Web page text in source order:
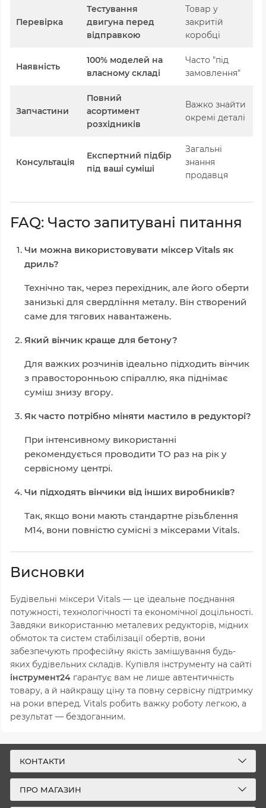
Перевірка
Тестування
двигуна перед
відправкою
Товар у
закритій
коробці
Наявність
100% моделей на
власному складі
Часто "під
замовлення"
Запчастини
Повний
асортимент
розхідників
Важко знайти
окремі деталі
Консультація
Експертний підбір
під ваші суміші
Загальні
знання
продавця
FAQ: Часто запитувані питання
Чи можна використовувати міксер Vitals як
дриль?
Технічно так, через перехідник, але його оберти
занизькі для свердління металу. Він створений
саме для тягових навантажень.
Який вінчик краще для бетону?
Для важких розчинів ідеально підходить вінчик
з правосторонньою спіраллю, яка піднімає
суміш знизу вгору.
Як часто потрібно міняти мастило в редукторі?
При інтенсивному використанні
рекомендується проводити ТО раз на рік у
сервісному центрі.
Чи підходять вінчики від інших виробників?
Так, якщо вони мають стандартне різьблення
M14, вони повністю сумісні з міксерами Vitals.
Висновки
Будівельні міксери Vitals — це ідеальне поєднання
потужності, технологічності та економічної доцільності.
Завдяки використанню металевих редукторів, мідних
обмоток та систем стабілізації обертів, вони
забезпечують професійну якість замішування будь-
яких будівельних складів. Купівля інструменту на сайті
інструмент24 гарантує вам не лише автентичність
товару, а й найкращу ціну та повну сервісну підтримку
на роки вперед. Vitals робить важку роботу легкою, а
результат — бездоганним.
КОНТАКТИ
ПРО МАГАЗИН